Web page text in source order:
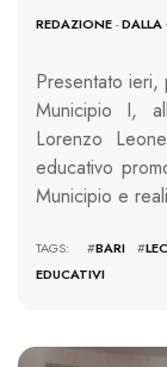
REDAZIONE-
Presentato
Municipio I,
Lorenzo
educativo
Municipio e
TAGS: #BARI #
EDUCATIVI